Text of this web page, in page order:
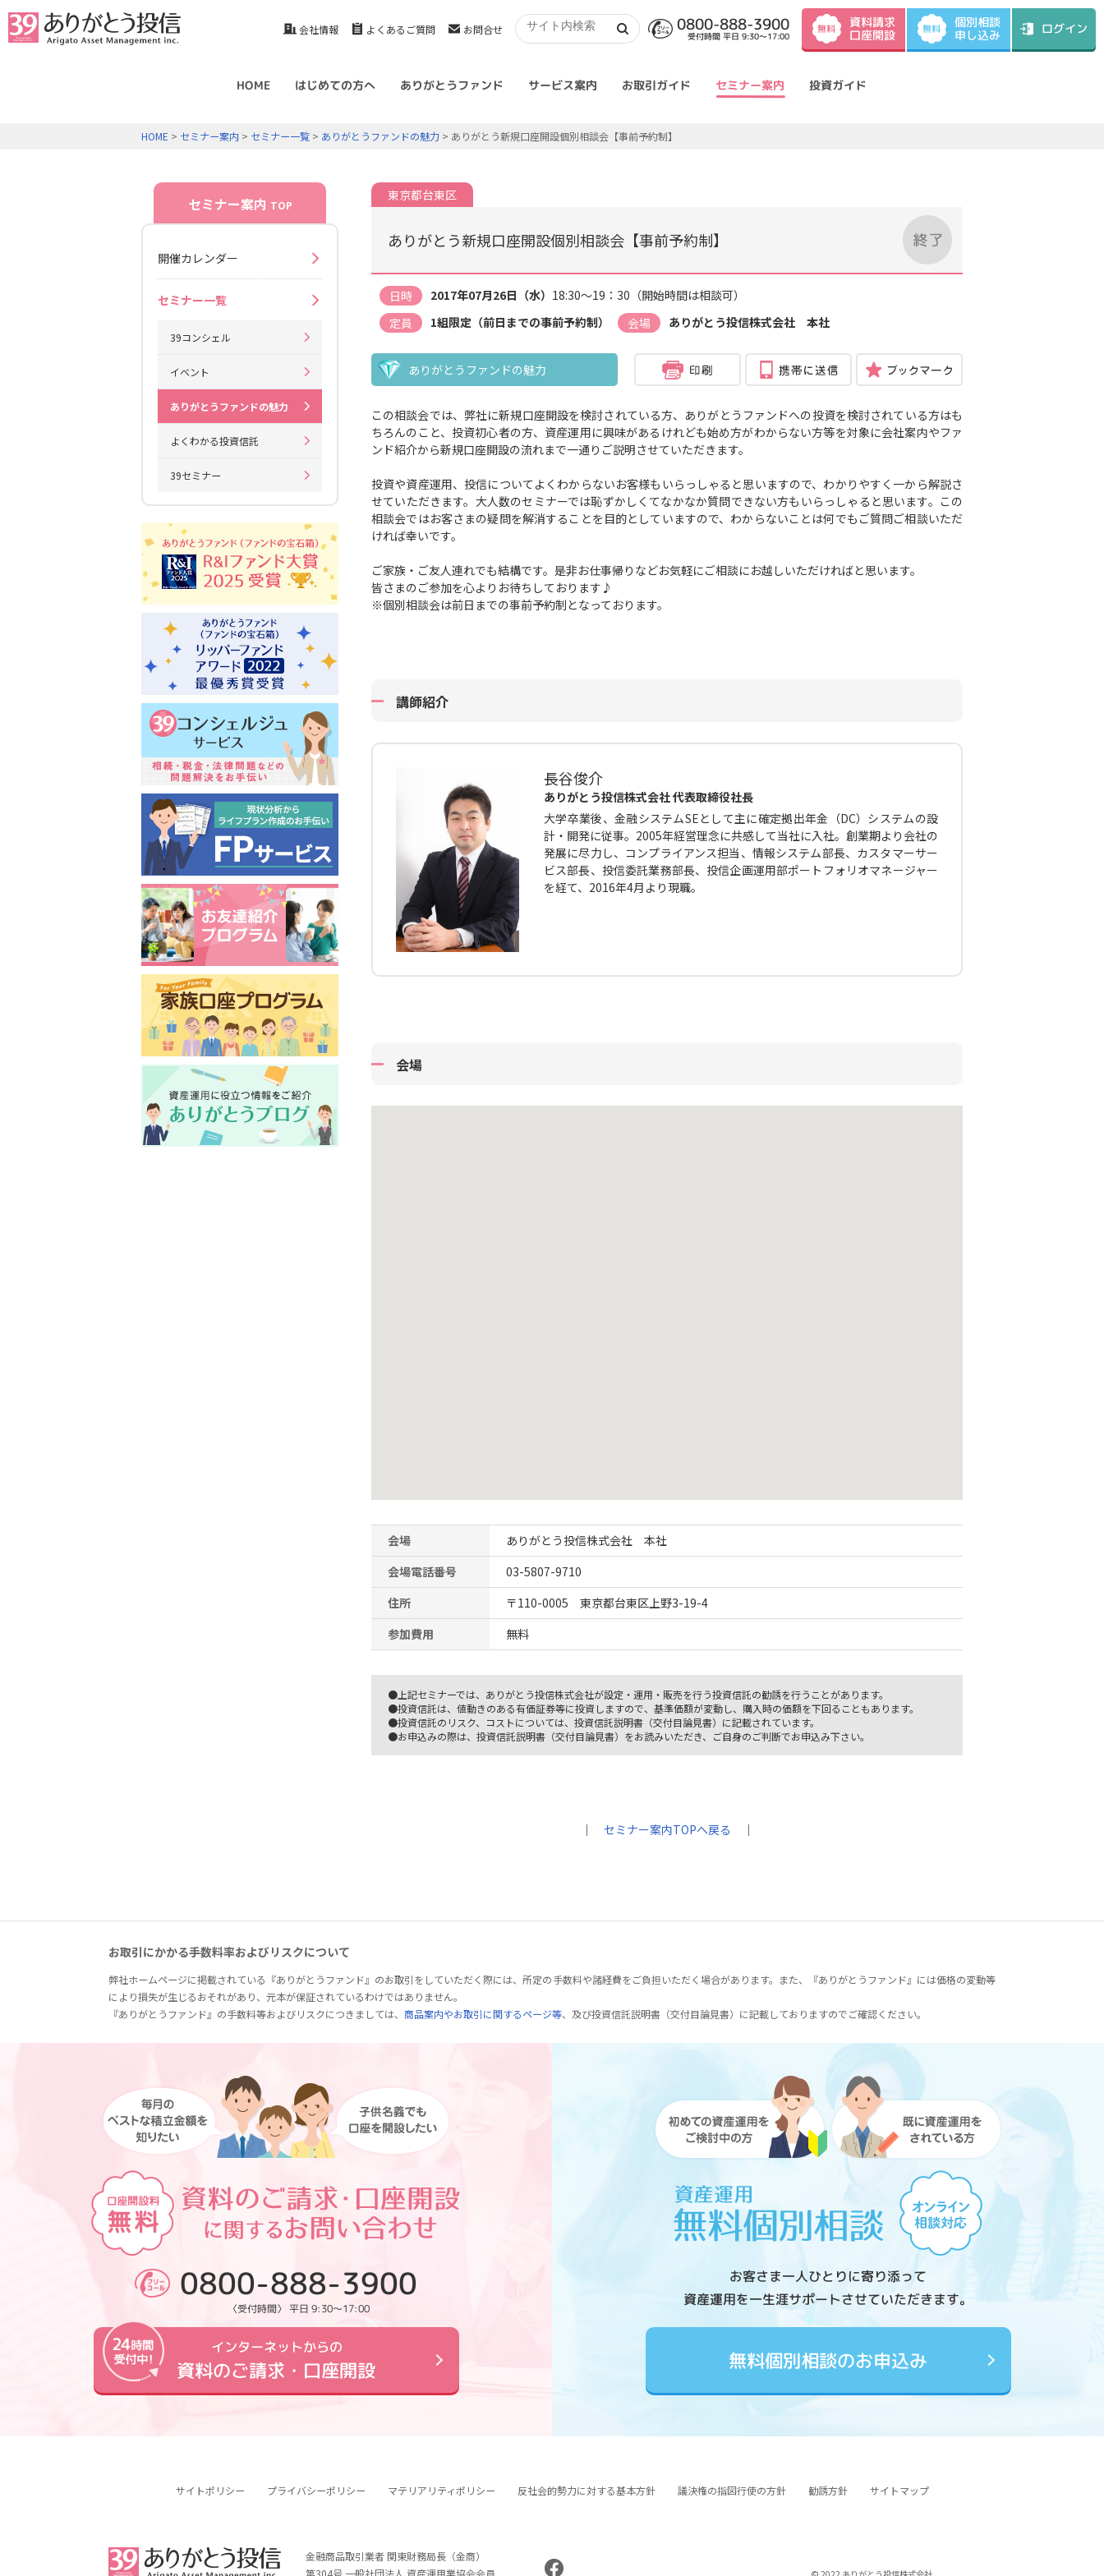
会社情報 よくあるご質問 お問合せ 0800-888-3900
受付時間 平日 9:30～17:00
無料 資料請求
口座開設 無料 個別相談
申し込み ログイン
HOME はじめての方へ ありがとうファンド サービス案内 お取引ガイド セミナー案内 投資ガイド
HOME > セミナー案内 > セミナー一覧 > ありがとうファンドの魅力 > ありがとう新規口座開設個別相談会【事前予約制】
東京都台東区
ありがとう新規口座開設個別相談会【事前予約制】
日時 2017年07月26日（水） 18:30～19：30（開始時間は相談可）
定員
1組限定（前日までの事前予約制） 会場 ありがとう投信株式会社 本社
ありがとうファンドの魅力
この相談会では、弊社に新規口座開設を検討されている方、ありがとうファンドへの投資を検討されている方はも
ちろんのこと、投資初心者の方、資産運用に興味があるけれども始め方がわからない方等を対象に会社案内やファ
ンド紹介から新規口座開設の流れまで一通りご説明させていただきます。
投資や資産運用、投信についてよくわからないお客様もいらっしゃると思いますので、わかりやすく一から解説さ
せていただきます。大人数のセミナーでは恥ずかしくてなかなか質問できない方もいらっしゃると思います。この
相談会ではお客さまの疑問を解消することを目的としていますので、わからないことは何でもご質問ご相談いただ
ければ幸いです。
ご家族・ご友人連れでも結構です。 是非お仕事帰りなどお気軽にご相談にお越しいただければと思います。
皆さまのご参加を心よりお待ちしております♪
※個別相談会は前日までの事前予約制となっております。
講師紹介
長谷俊介
ありがとう投信株式会社 代表取締役社長
大学卒業後、金融システムSEとして主に確定拠出年金（DC）システムの設
計・開発に従事。2005年経営理念に共感して当社に入社。創業期より会社の
発展に尽力し、コンプライアンス担当、情報システム部長、カスタマーサー
ビス部長、投信委託業務部長、投信企画運用部ポートフォリオマネージャー
を経て、2016年4月より現職。
会場
会場
ありがとう投信株式会社 本社
会場電話番号
03-5807-9710
住所
〒110-0005 東京都台東区上野3-19-4
参加費用
無料
●上記セミナーでは、ありがとう投信株式会社が設定・運用・販売を行う投資信託の勧誘を行うことがあります。
●投資信託は、値動きのある有価証券等に投資しますので、基準価額が変動し、購入時の価額を下回ることもあります。
●投資信託のリスク、コストについては、投資信託説明書（交付目論見書）に記載されています。
●お申込みの際は、投資信託説明書（交付目論見書）をお読みいただき、ご自身のご判断でお申込み下さい。
｜ セミナー案内TOPへ戻る ｜
セミナー案内 TOP
開催カレンダー
セミナー一覧
39コンシェル
イベント
ありがとうファンドの魅力
よくわかる投資信託
39セミナー
お取引にかかる手数料率およびリスクについて
弊社ホームページに掲載されている『ありがとうファンド』のお取引をしていただく際には、所定の手数料や諸経費をご負担いただく場合があります。また、『ありがとうファンド』には価格の変動等
により損失が生じるおそれがあり、元本が保証されているわけではありません。
『ありがとうファンド』の手数料等およびリスクにつきましては、 商品案内やお取引に関するページ等、及び投資信託説明書（交付目論見書）に記載しておりますのでご確認ください。
0800-888-3900
〈受付時間〉 平日 9:30～17:00
インターネットからの
資料のご請求・口座開設
お客さま一人ひとりに寄り添って
資産運用を一生涯サポートさせていただきます。
無料個別相談のお申込み
サイトポリシー プライバシーポリシー マテリアリティポリシー 反社会的勢力に対する基本方針 議決権の指図行使の方針 勧誘方針 サイトマップ
金融商品取引業者 関東財務局長（金商）
第304号 一般社団法人 資産運用業協会会員